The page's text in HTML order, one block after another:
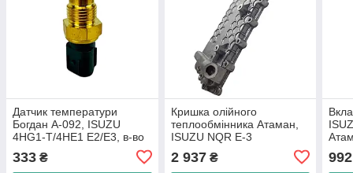
Датчик температури
Богдан А-092, ISUZU
4HG1-T/4НЕ1 E2/Е3, в-во
333 ₴
Кришка олійного
теплообмінника Атаман,
ISUZU NQR Е-3
Туреччина
2 937₴ 992